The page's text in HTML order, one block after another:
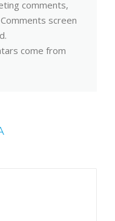
comments,
screen
come from